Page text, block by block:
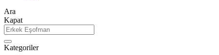
Ara
Kapat
Kategoriler